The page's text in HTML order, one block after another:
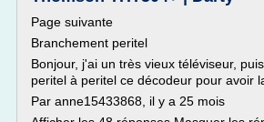
Page suivante
Branchement peritel
Bonjour, j'ai un très vieux téléviseur,
peritel à peritel ce décodeur pour avoir
Par anne15433868, il y a 25 mois